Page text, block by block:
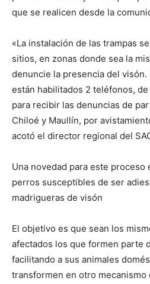
que se realicen desde la
«La instalación de las trampas
sitios, en zonas donde sea la
denuncie la presencia del
están habilitados 2 teléfonos,
para recibir las denuncias de
Chiloé y Maullín, por
acotó el director regional del
Una novedad para este proceso
perros susceptibles de ser
madrigueras de visón
El objetivo es que sean los
afectados los que formen parte
facilitando a sus animales
transformen en otro